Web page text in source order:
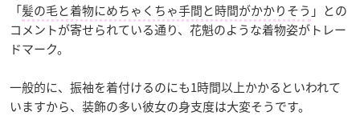
「髪の毛と着物にめちゃくちゃ手間と時間がかかりそう 」との
コメントが寄せられている通り、花魁のような着物姿がトレー
ドマーク。
一般的に、振袖を着付けるのにも1時間以上かかるといわれて
いますから、装飾の多い彼女の身支度は大変そうです。